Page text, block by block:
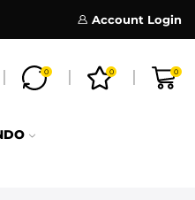
Account Login
0 0 0